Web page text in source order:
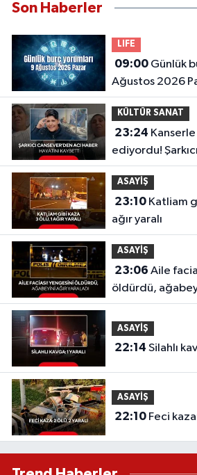
Son Haberler
LIFE
09:00Günlük burç yorumları: 9
Ağustos 2026
KÜLTÜR SANAT
23:24
ediyordu!
haber, hayatını
ASAYİŞ
23:10Katliam gibi kaza: 3 ölü, 1
ağır yaralı
ASAYİŞ
23:06
öldürdü,
ASAYİŞ
22:14 Silahlı
ASAYİŞ
22:10 Feci